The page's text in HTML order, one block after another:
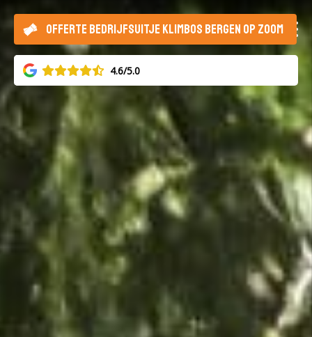
4.6/5.0
OFFERTE BEDRIJFSUITJE KLIMBOS BERGEN OP ZOOM